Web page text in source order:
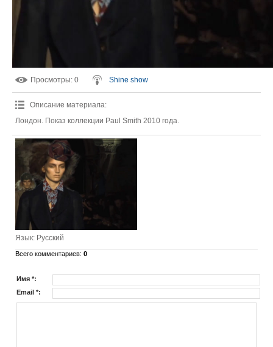
Просмотры: 0 Shine show
Описание материала:
Лондон. Показ коллекции Paul Smith 2010 года.
Язык: Русский
Всего комментариев: 0
Имя *:
Email *: